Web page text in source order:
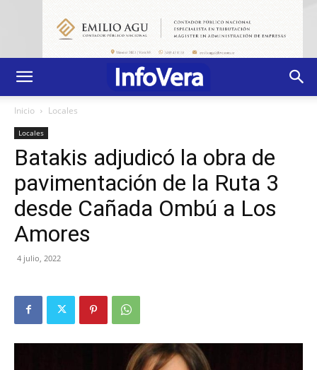
Inicio Locales
Locales
Batakis adjudicó la obra de
pavimentación de la Ruta 3
desde Cañada Ombú a Los
Amores
4 julio, 2022